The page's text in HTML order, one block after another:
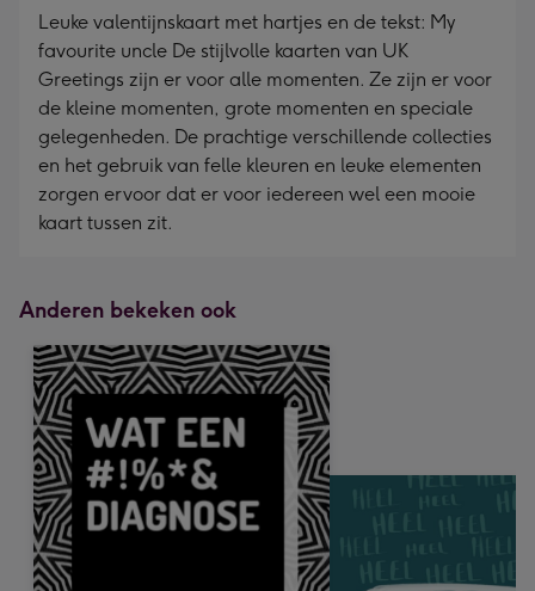
Leuke valentijnskaart met hartjes en de tekst: My
favourite uncle De stijlvolle kaarten van UK
Greetings zijn er voor alle momenten. Ze zijn er voor
de kleine momenten, grote momenten en speciale
gelegenheden. De prachtige verschillende collecties
en het gebruik van felle kleuren en leuke elementen
zorgen ervoor dat er voor iedereen wel een mooie
kaart tussen zit.
Anderen bekeken ook